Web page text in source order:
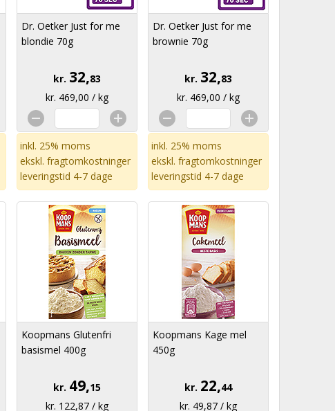
Dr. Oetker Just for me
blondie 70g
kr. 32,83
kr. 469,00 / kg
inkl. 25% moms
ekskl. fragtomkostninger
leveringstid 4-7 dage
Dr. Oetker Just for me
brownie 70g
kr. 32,83
kr. 469,00 / kg
inkl. 25% moms
ekskl. fragtomkostninger
leveringstid 4-7 dage
Koopmans Glutenfri
basismel 400g
kr. 49,15
kr. 122,87 / kg
Koopmans Kage mel
450g
kr. 22,44
kr. 49,87 / kg